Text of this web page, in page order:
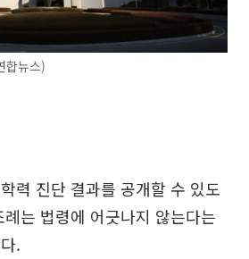
합뉴스)
력 진단 결과를 공개할 수 있도
는 법령에 어긋나지 않는다는
.